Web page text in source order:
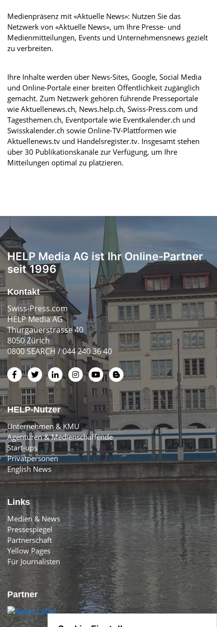
Medienpräsenz mit «Aktuelle News»: Nutzen Sie das
Netzwerk von «Aktuelle News», um Ihre Presse- und
Medienmitteilungen, Events und Unternehmensnews gezielt
zu verbreiten.
Ihre Inhalte werden über News-Sites, Google, Social Media
und Online-Portale einer breiten Öffentlichkeit zugänglich
gemacht. Zum Netzwerk gehören führende Presseportale
wie Aktuellenews.ch, News.help.ch, Swiss-Press.com und
Tagesthemen.ch, Eventportale wie Eventkalender.ch und
Swisskalender.ch sowie Online-TV-Plattformen wie
Aktuellenews.tv und Handelsregister.tv. Insgesamt stehen
über 30 Publikationskanäle zur Verfügung, um Ihre
Mitteilungen optimal zu platzieren.
HELP Media AG ist Ihr Online-Partner
seit 1996
Kontakt
Swiss-Press.com
HELP Media AG
Thurgauerstrasse 40
8050 Zürich
0800 SEARCH / 044 240 36 40
HELP-Nutzer
Unternehmen & KMU
Agenturen & Medienschaffende
Start-ups
Privatpersonen
English News
Links
Medien & News
Pressespiegel
Partnerschaft
Yellow Pages
Für Journalisten
Partner